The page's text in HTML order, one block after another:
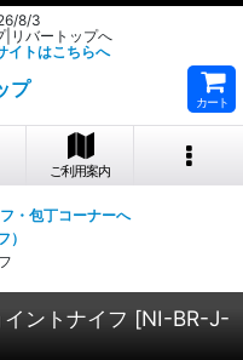
8/3
|リバートップへ
イトはこちらへ
プ
カート
ご利用案内
・包丁コーナーへ
）
ントナイフ [NI-BR-J-